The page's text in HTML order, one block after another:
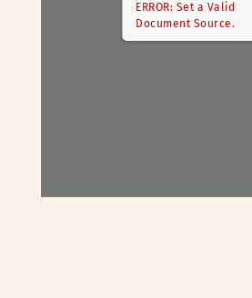
ERROR: Set a Valid
Document Source.